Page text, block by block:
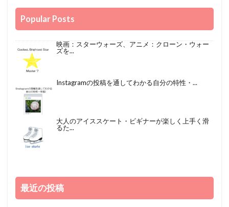
Popular Posts
映画：スターウォーズ、アニメ：クローン・ウォー
ズを...
Instagramの投稿を通してわかる自分の特性・...
大人のアイススケート・ビギナーが楽しく上手く滑
るた...
最近の投稿